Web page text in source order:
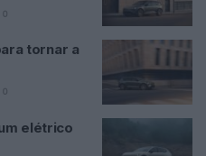
0
tornar a
0
elétrico